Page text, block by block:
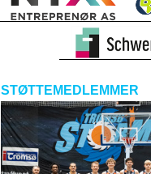
STØTTEMEDLEMMER